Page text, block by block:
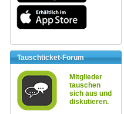
Tauschticket-Forum
Mitglieder
tauschen
sich aus und
diskutieren.